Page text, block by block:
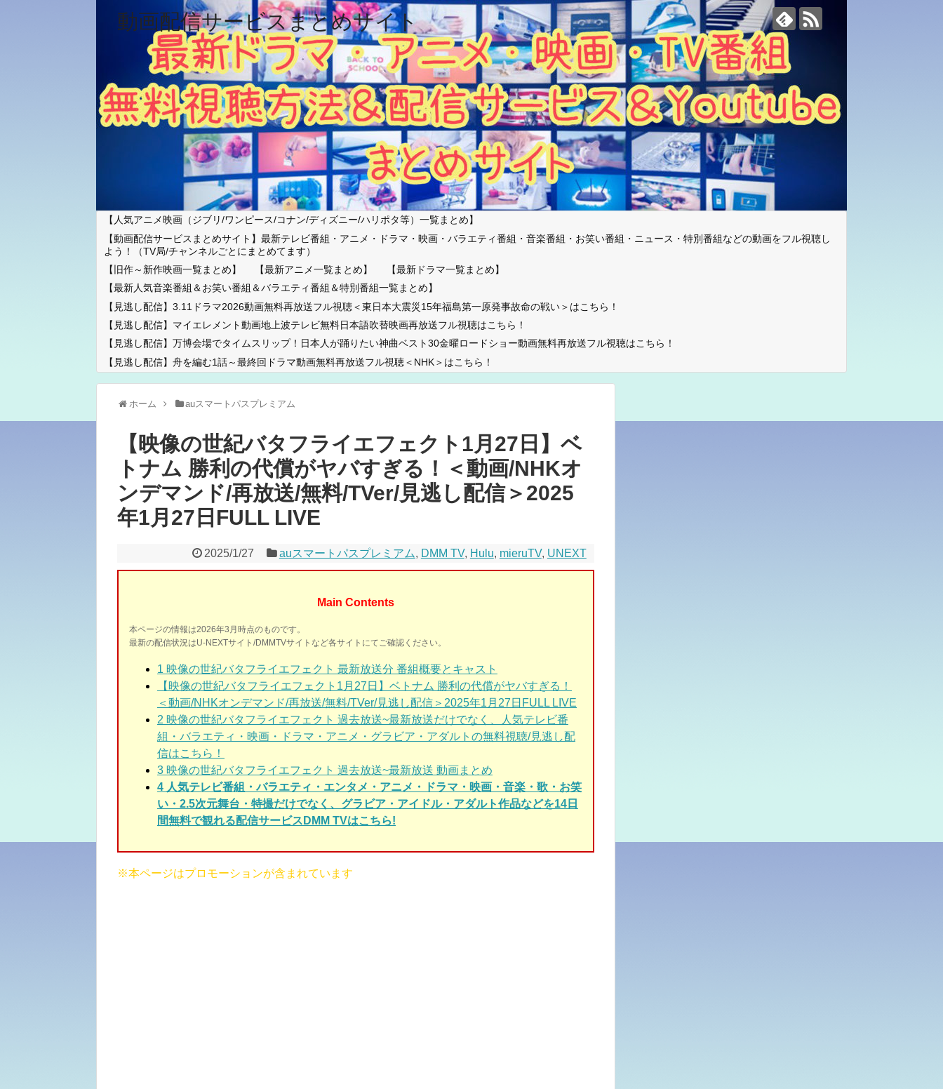
動画配信サービスまとめサイト
【人気アニメ映画（ジブリ/ワンピース/コナン/ディズニー/ハリポタ等）一覧まとめ】
【動画配信サービスまとめサイト】最新テレビ番組・アニメ・ドラマ・映画・バラエティ番組・音楽番組・お笑い番組・ニュース・特別番組などの動画をフル視聴し
よう！（TV局/チャンネルごとにまとめてます）
【旧作～新作映画一覧まとめ】
【最新アニメ一覧まとめ】
【最新ドラマ一覧まとめ】
【最新人気音楽番組＆お笑い番組＆バラエティ番組＆特別番組一覧まとめ】
【見逃し配信】3.11ドラマ2026動画無料再放送フル視聴＜東日本大震災15年福島第一原発事故命の戦い＞はこちら！
【見逃し配信】マイエレメント動画地上波テレビ無料日本語吹替映画再放送フル視聴はこちら！
【見逃し配信】万博会場でタイムスリップ！日本人が踊りたい神曲ベスト30金曜ロードショー動画無料再放送フル視聴はこちら！
【見逃し配信】舟を編む1話～最終回ドラマ動画無料再放送フル視聴＜NHK＞はこちら！
ホーム auスマートパスプレミアム
【映像の世紀バタフライエフェクト1月27日】ベ
トナム 勝利の代償がヤバすぎる！＜動画/NHKオ
ンデマンド/再放送/無料/TVer/見逃し配信＞2025
年1月27日FULL LIVE
2025/1/27 auスマートパスプレミアム, DMM TV, Hulu, mieruTV, UNEXT
Main Contents
本ページの情報は2026年3月時点のものです。
最新の配信状況はU-NEXTサイト/DMMTVサイトなど各サイトにてご確認ください。
1 映像の世紀バタフライエフェクト 最新放送分 番組概要とキャスト
【映像の世紀バタフライエフェクト1月27日】ベトナム 勝利の代償がヤバすぎる！
＜動画/NHKオンデマンド/再放送/無料/TVer/見逃し配信＞2025年1月27日FULL LIVE
2 映像の世紀バタフライエフェクト 過去放送~最新放送だけでなく、人気テレビ番
組・バラエティ・映画・ドラマ・アニメ・グラビア・アダルトの無料視聴/見逃し配
信はこちら！
3 映像の世紀バタフライエフェクト 過去放送~最新放送 動画まとめ
4 人気テレビ番組・バラエティ・エンタメ・アニメ・ドラマ・映画・音楽・歌・お笑
い・2.5次元舞台・特撮だけでなく、グラビア・アイドル・アダルト作品などを14日
間無料で観れる配信サービスDMM TVはこちら!
※本ページはプロモーションが含まれています